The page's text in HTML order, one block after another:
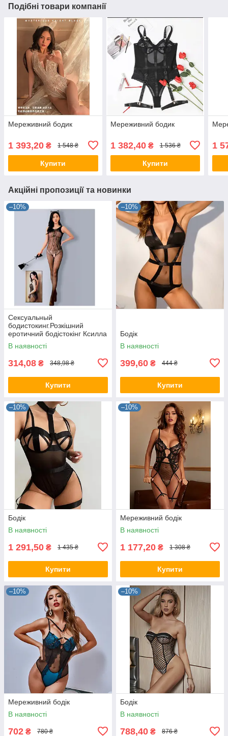
Подібні товари компанії
Мереживний бодик
1 393,20 ₴ 1 548 ₴
Купити
Мереживний бодик
1 382,40₴ 1 536 ₴
Купити
1
Акційні пропозиції та новинки
–10%
Сексуальный
бодистокинг.Розкішний
еротичний бодістокінг Ксилла
(Черный) Розмір: універсал.
(XS-XL)
В наявності
314,08 ₴ 348,98 ₴
Купити
–10%
Бодік
В наявності
399,60 ₴ 444 ₴
Купити
–10%
Бодік
В наявності
1 291,50 ₴ 1 435 ₴
Купити
–10%
Мереживний бодік
В наявності
1 177,20 ₴ 1 308 ₴
Купити
–10%
Мереживний бодік
В наявності
702 ₴ 780 ₴
–10%
Бодік
В наявності
788,40 ₴ 876 ₴